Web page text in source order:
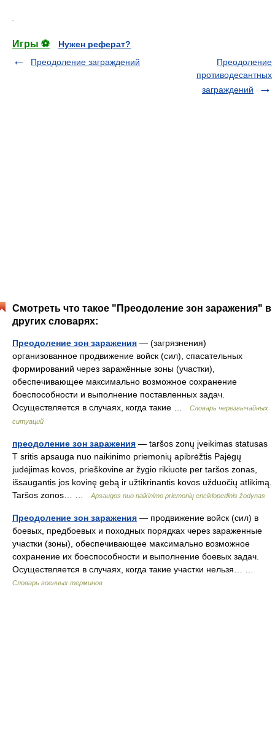
Игры ⚽
Нужен реферат?
Преодоление заграждений
Преодоление
противодесантных
заграждений
Смотреть что такое "Преодоление зон заражения" в
других словарях:
Преодоление зон заражения — (загрязнения)
организованное продвижение войск (сил), спасательных
формирований через заражённые зоны (участки),
обеспечивающее максимально возможное сохранение
боеспособности и выполнение поставленных задач.
Осуществляется в случаях, когда такие …
Словарь черезвычайных
ситуаций
преодоление зон заражения — taršos zonų įveikimas statusas
T sritis apsauga nuo naikinimo priemonių apibrėžtis Pajėgų
judėjimas kovos, prieškovine ar žygio rikiuote per taršos zonas,
išsaugantis jos kovinę gebą ir užtikrinantis kovos užduočių atlikimą.
Taršos zonos… …
Apsaugos nuo naikinimo priemonių enciklopedinis žodynas
Преодоление зон заражения — продвижение войск (сил) в
боевых, предбоевых и походных порядках через зараженные
участки (зоны), обеспечивающее максимально возможное
сохранение их боеспособности и выполнение боевых задач.
Осуществляется в случаях, когда такие участки нельзя… …
Словарь военных терминов